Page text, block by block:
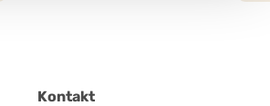
Kontakt